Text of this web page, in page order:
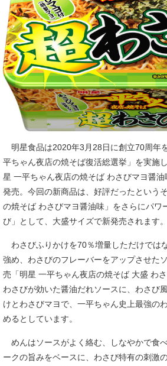
明星食品は2020年3月28日に創立70周年
平ちゃん夜店の焼そば復活総選挙」を実施
星 一平ちゃん夜店の焼そば わさびマヨ醤
発売。今回の新商品は、好評だったという
の焼そば わさびマヨ醤油味」をさらにパワ
び」として、大盛サイズで新発売されます。
わさびふりかけを70％増量しただけでは
強め、わさびのフレーバーをアップさせた
売「明星 一平ちゃん夜店の焼そば 大盛 わ
わさびが効いた醤油だれソースに、わさび
けとわさびマヨで、一平ちゃん史上最強の
めるとしています。
めんはソースがよく絡む、しなやかで食
ークの旨みをベースに、わさび特有の刺激